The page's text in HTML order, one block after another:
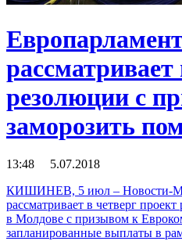
рассматривает
резолюции с
заморозить
13:48 5.07.2018
КИШИНЕВ, 5 июл – Новости-
рассматривает в четверг
в Молдове с призывом к
запланированные выплаты в